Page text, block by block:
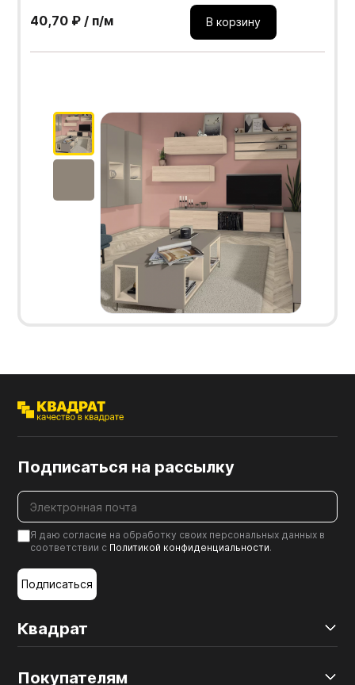
40,70 ₽ / п/м В корзину
Квадрат
Покупателям
Подписаться на рассылку
Я даю согласие на обработку своих персональных данных в
соответствии с Политикой конфиденциальности.
Подписаться